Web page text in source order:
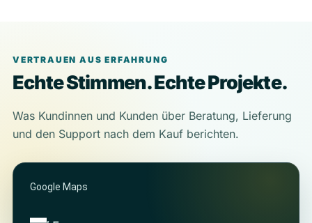
VERTRAUEN AUS ERFAHRUNG
Echte Stimmen. Echte Projekte.
Was Kundinnen und Kunden über Beratung, Lieferung
und den Support nach dem Kauf berichten.
Google Maps